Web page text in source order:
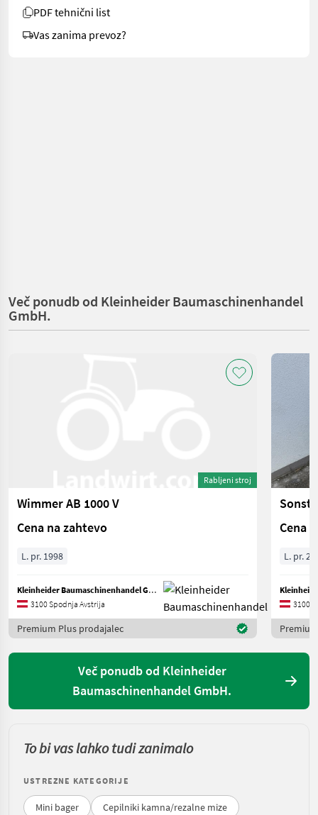
PDF tehnični list
Vas zanima prevoz?
Več ponudb od Kleinheider Baumaschinenhandel
GmbH.
Rabljeni stroj
Wimmer AB 1000 V
Cena na zahtevo
L. pr. 1998
Kleinheider Baumaschinenhandel GmbH.
3100 Spodnja Avstrija
Premium Plus prodajalec
Cena
L. pr.
3100
Več ponudb od Kleinheider
Baumaschinenhandel GmbH.
To bi vas lahko tudi zanimalo
USTREZNE KATEGORIJE
Mini bager
Cepilniki kamna/rezalne mize